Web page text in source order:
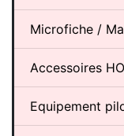
Microfiche /
Accessoires
Equipement